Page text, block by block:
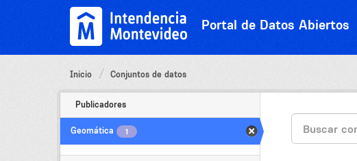
Portal de Datos Abiertos
Inicio Conjuntos de datos
Publicadores
Geomática 1